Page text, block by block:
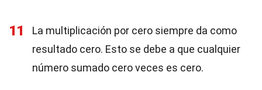
11
La multiplicación por cero siempre da como
resultado cero. Esto se debe a que cualquier
número sumado cero veces es cero.